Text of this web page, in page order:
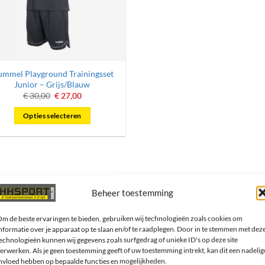
Beheer toestemming
de beste ervaringen te bieden, gebruiken wij technologieën zoals cookies om
over je apparaat op te slaan en/of te raadplegen. Door in te stemmen met
kunnen wij gegevens zoals surfgedrag of unieke ID's op deze site
Als je geen toestemming geeft of uw toestemming intrekt, kan dit een
hebben op bepaalde functies en mogelijkheden.
Playground Trainingsset
Junior – Grijs/Blauw
€30,00 Oorspronkelijke
prijs
was:
€ 30,00.
€ 27,00Huidige
Opties selecteren
variaties.
Deze
kan
gekozen
worden
cadeau! Volg ons!